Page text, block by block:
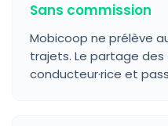
Sans commission
Mobicoop ne prélève
trajets. Le partage des
conducteur·rice et